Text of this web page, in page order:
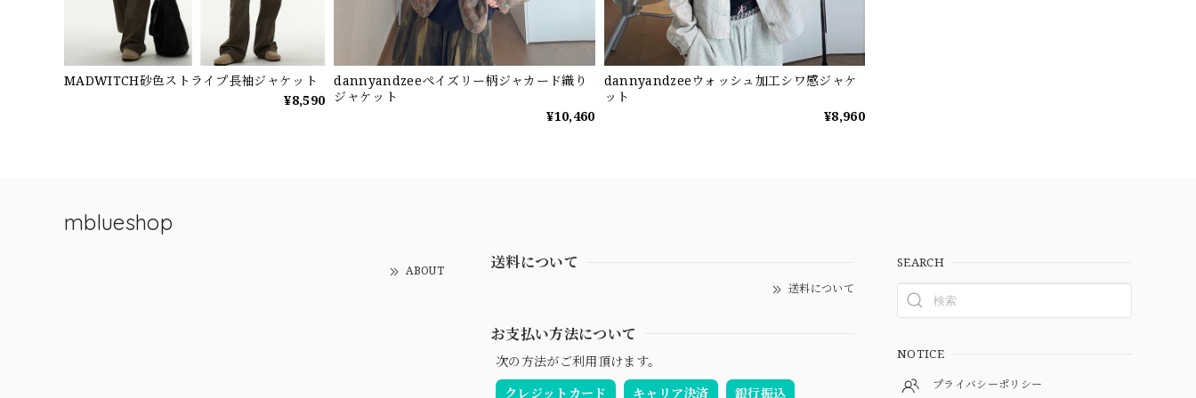
MADWITCH砂色ストライプ長袖ジャケット
¥8,590
dannyandzeeペイズリー柄ジャカード織り
ジャケット
¥10,460
dannyandzeeウォッシュ加工シワ感ジャケ
ット
¥8,960
mblueshop
ABOUT 送料について
送料について
お支払い方法について
次の方法がご利用頂けます。
クレジットカード
キャリア決済 銀行振込
SEARCH
NOTICE
プライバシーポリシー